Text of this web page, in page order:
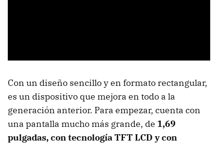
Con un diseño sencillo y en formato rectangular,
es un dispositivo que mejora en todo a la
generación anterior. Para empezar, cuenta con
una pantalla mucho más grande, de 1,69
pulgadas, con tecnología TFT LCD y con